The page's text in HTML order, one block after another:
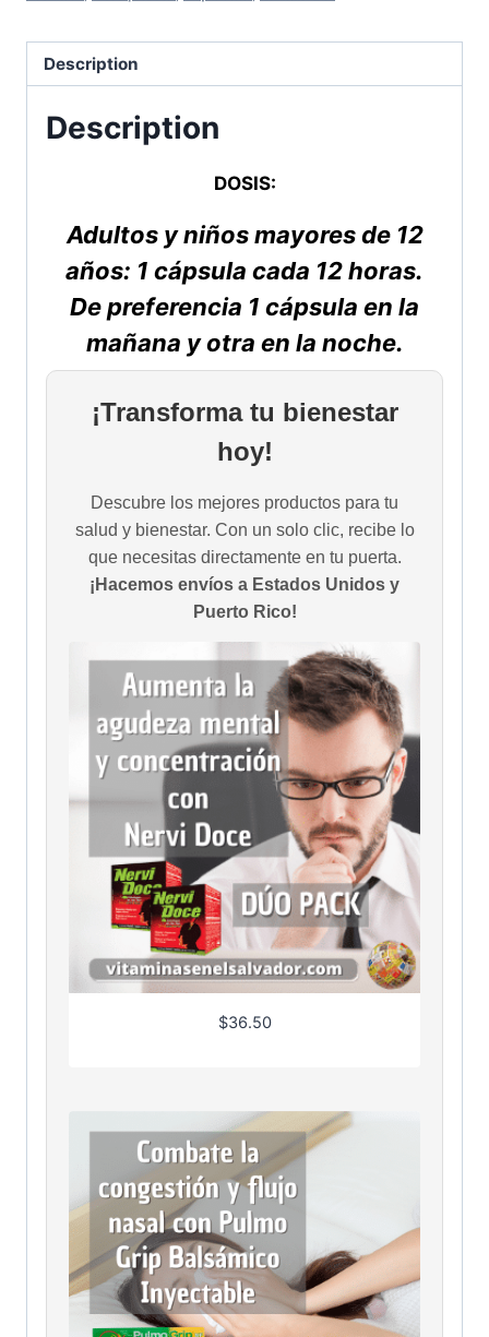
Description
Description
DOSIS:
Adultos y niños mayores de 12
años: 1 cápsula cada 12 horas.
De preferencia 1 cápsula en la
mañana y otra en la noche.
¡Transforma tu bienestar
hoy!
Descubre los mejores productos para tu
salud y bienestar. Con un solo clic, recibe lo
que necesitas directamente en tu puerta.
¡Hacemos envíos a Estados Unidos y
Puerto Rico!
$36.50